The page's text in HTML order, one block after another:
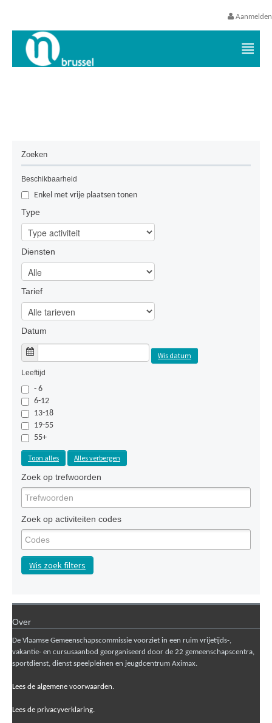
Aanmelden
Zoeken
Beschikbaarheid
Enkel met vrije plaatsen tonen
Type
Diensten
Tarief
Datum
Wis datum
Leeftijd
- 6
6-12
13-18
19-55
55+
Toon alles Alles verbergen
Zoek op trefwoorden
Zoek op activiteiten codes
Wis zoek filters
Over
De Vlaamse Gemeenschapscommissie voorziet in een ruim vrijetijds-,
vakantie- en cursusaanbod georganiseerd door de 22 gemeenschapscentra,
sportdienst, dienst speelpleinen en jeugdcentrum Aximax.
Lees de algemene voorwaarden.
Lees de privacyverklaring.